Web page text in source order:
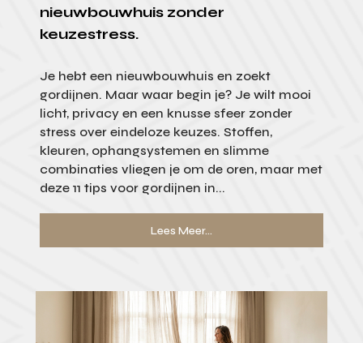
nieuwbouwhuis zonder
keuzestress.
Je hebt een nieuwbouwhuis en zoekt
gordijnen. Maar waar begin je? Je wilt mooi
licht, privacy en een knusse sfeer zonder
stress over eindeloze keuzes. Stoffen,
kleuren, ophangsystemen en slimme
combinaties vliegen je om de oren, maar met
deze 11 tips voor gordijnen in...
Lees Meer...